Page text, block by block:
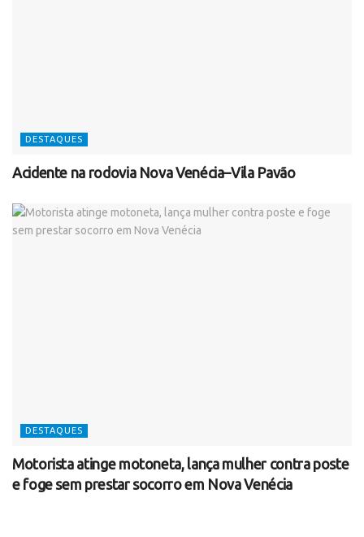
DESTAQUES
Acidente na rodovia Nova Venécia–Vila Pavão
DESTAQUES
Motorista atinge motoneta, lança mulher contra poste
e foge sem prestar socorro em Nova Venécia